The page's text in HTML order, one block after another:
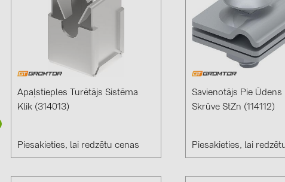
Instalācijas (87)
JINKO
Apaļstieples Turētājs Sistēma
Klik (314013)
Piesakieties, lai redzētu cenas
Savienotājs Pie Ūdens
Skrūve StZn (114112)
Piesakieties, lai